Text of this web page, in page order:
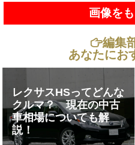
画像を
編集
あなたにお
レクサスHSってどんな
クルマ？ 現在の中古
車相場についても解
説！